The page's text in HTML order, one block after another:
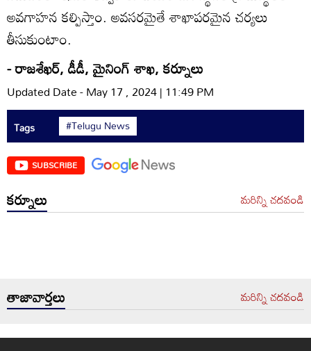
అవగాహన కల్పిస్తాం. అవసరమైతే శాఖాపరమైన చర్యలు
తీసుకుంటాం.
- రాజశేఖర్‌, డీడీ, మైనింగ్‌ శాఖ, కర్నూలు
Updated Date - May 17 , 2024 | 11:49 PM
Tags #Telugu News
SUBSCRIBE
కర్నూలు మరిన్ని చదవండి
తాజావార్తలు మరిన్ని చదవండి